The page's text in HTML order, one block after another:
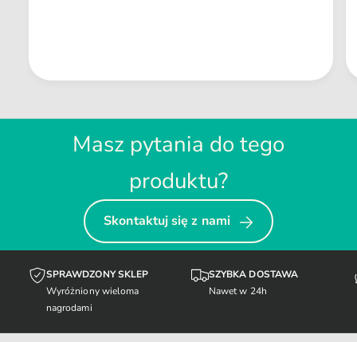
Masz pytania do tego
produktu?
Skontaktuj się z nami
SPRAWDZONY SKLEP
Wyróżniony wieloma
nagrodami
SZYBKA DOSTAWA
Nawet w 24h